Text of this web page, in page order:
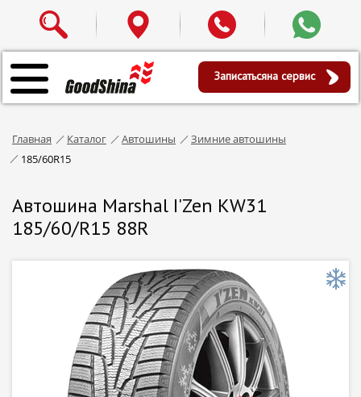
Записатьсяна сервис
Главная Каталог Автошины
Зимние автошины
185/60R15
Автошина Marshal I'Zen KW31
185/60/R15 88R